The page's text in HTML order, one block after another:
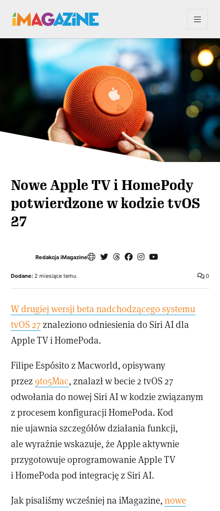
Nowe Apple TV i HomePody
potwierdzone w kodzie tvOS
27
Redakcja iMagazine
0
Dodane: 2 miesiące temu
W drugiej wersji beta nadchodzącego systemu
tvOS 27znaleziono odniesienia do Siri AI dla
Apple TV i HomePoda.
Filipe Espósito z Macworld, opisywany
przez9to5Mac, znalazł w becie 2 tvOS 27
odwołania do nowej Siri AI w kodzie związanym
z procesem konfiguracji HomePoda. Kod
nie ujawnia szczegółów działania funkcji,
ale wyraźnie wskazuje, że Apple aktywnie
przygotowuje oprogramowanie Apple TV
i HomePoda pod integrację z Siri AI.
Jak pisaliśmy wcześniej na iMagazine,nowe